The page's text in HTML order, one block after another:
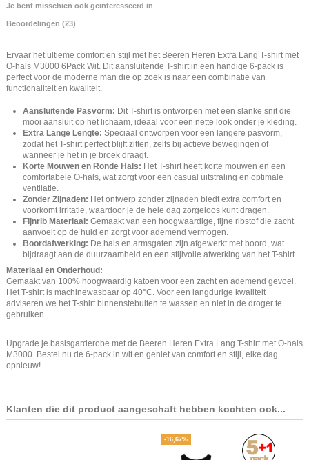
Je bent misschien ook geïnteresseerd in
Beoordelingen (23)
Ervaar het ultieme comfort en stijl met het Beeren Heren Extra Lang T-shirt met
O-hals M3000 6Pack Wit. Dit aansluitende T-shirt in een handige 6-pack is
perfect voor de moderne man die op zoek is naar een combinatie van
functionaliteit en kwaliteit.
Aansluitende Pasvorm: Dit T-shirt is ontworpen met een slanke snit die
mooi aansluit op het lichaam, ideaal voor een nette look onder je kleding.
Extra Lange Lengte: Speciaal ontworpen voor een langere pasvorm,
zodat het T-shirt perfect blijft zitten, zelfs bij actieve bewegingen of
wanneer je het in je broek draagt.
Korte Mouwen en Ronde Hals: Het T-shirt heeft korte mouwen en een
comfortabele O-hals, wat zorgt voor een casual uitstraling en optimale
ventilatie.
Zonder Zijnaden: Het ontwerp zonder zijnaden biedt extra comfort en
voorkomt irritatie, waardoor je de hele dag zorgeloos kunt dragen.
Fijnrib Materiaal: Gemaakt van een hoogwaardige, fijne ribstof die zacht
aanvoelt op de huid en zorgt voor ademend vermogen.
Boordafwerking: De hals en armsgaten zijn afgewerkt met boord, wat
bijdraagt aan de duurzaamheid en een stijlvolle afwerking van het T-shirt.
Materiaal en Onderhoud:
Gemaakt van 100% hoogwaardig katoen voor een zacht en ademend gevoel.
Het T-shirt is machinewasbaar op 40°C. Voor een langdurige kwaliteit
adviseren we het T-shirt binnenstebuiten te wassen en niet in de droger te
gebruiken.
Upgrade je basisgarderobe met de Beeren Heren Extra Lang T-shirt met O-hals
M3000. Bestel nu de 6-pack in wit en geniet van comfort en stijl, elke dag
opnieuw!
Klanten die dit product aangeschaft hebben kochten ook...
-16,67%